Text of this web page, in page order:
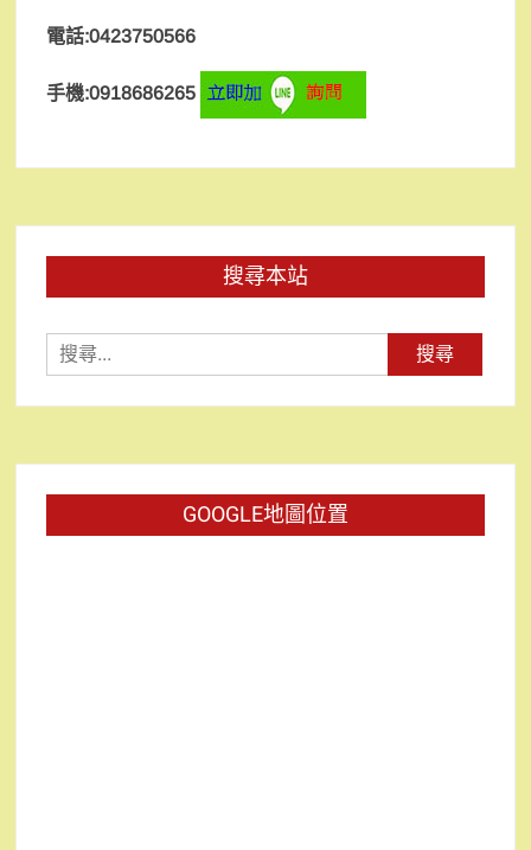
電話:0423750566
手機:0918686265
搜尋本站
尋
關
GOOGLE地圖位置